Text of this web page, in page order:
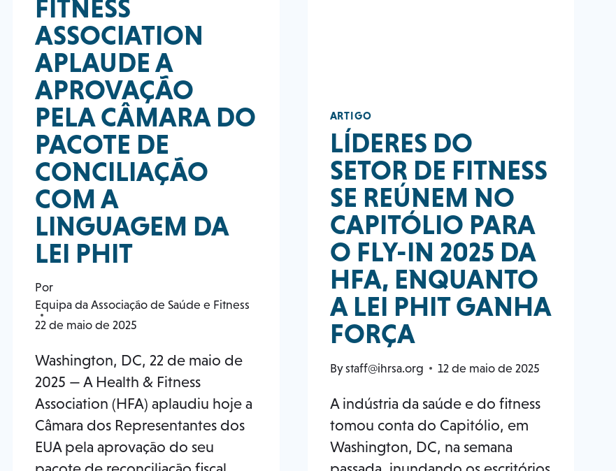
NO
CÁUCASO
FITNESS
ASSOCIATION
APLAUDE A
APROVAÇÃO
PELA CÂMARA DO
PACOTE DE
CONCILIAÇÃO
COM A
LINGUAGEM DA
LEI PHIT
Por
Equipa da Associação de Saúde e Fitness
22 de maio de 2025
Washington, DC, 22 de maio de
2025 — A Health & Fitness
Association (HFA) aplaudiu hoje a
Câmara dos Representantes dos
EUA pela aprovação do seu
ARTIGO
LÍDERES DO
SETOR DE FITNESS
SE REÚNEM NO
CAPITÓLIO PARA
O FLY-IN 2025 DA
HFA, ENQUANTO
A LEI PHIT GANHA
FORÇA
Bystaff@ihrsa.org 12 de maio de 2025
A indústria da saúde e do fitness
tomou conta do Capitólio, em
Washington, DC, na semana